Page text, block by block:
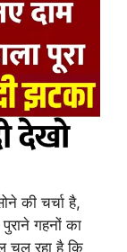
की चर्चा है,
गहनों का
चल रहा है कि